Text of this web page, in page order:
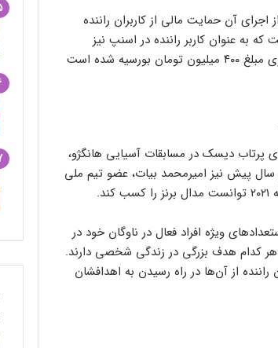
است که از ۱۴۰۰ آغاز شده و هدف از اجرای آن حمایت مالی از کاربران راننده‌
در فیلم «ماریا»ست که به عنوان کاربر راننده در اسنپ نیز
فعالیت دارد. به گزارش روابط عمومی اسنپ، این کاربر راننده مستعدِ بازیگری مبلغ ۴۰۰ میلیون تومان بورسیه شده است
پرتاب دیسک در مسابقات آسیایی هانگژو،
سال پیش نیز امیرمحمد بیات، عضو تیم‌ ملی
ویژه‌ افراد فعال در ناوگان خود در
کدام هدف بزرگی در زندگی شخصی دارند.
از آن‌ها در راه رسیدن به اهدافشان